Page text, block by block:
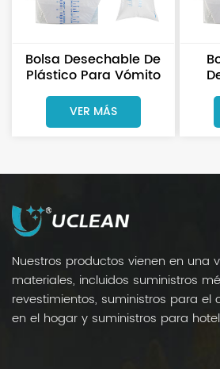
Bolsa Desechable De
Plástico Para Vómito
Con Cuello De Papel
VER MÁS
Nuestros productos vienen en una
materiales, incluidos suministros
revestimientos, suministros para
en el hogar y suministros para